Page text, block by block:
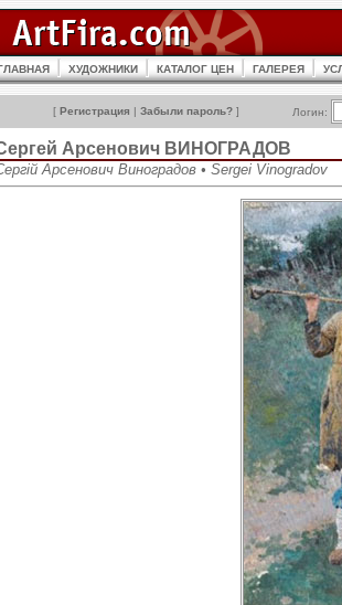
ХУДОЖНИКИ КАТАЛОГ ЦЕН ГАЛЕРЕЯ
[ Регистрация | Забыли пароль? ] Логин:
Арсенович ВИНОГРАДОВ
Арсенович Виноградов • Sergei Vinogradov